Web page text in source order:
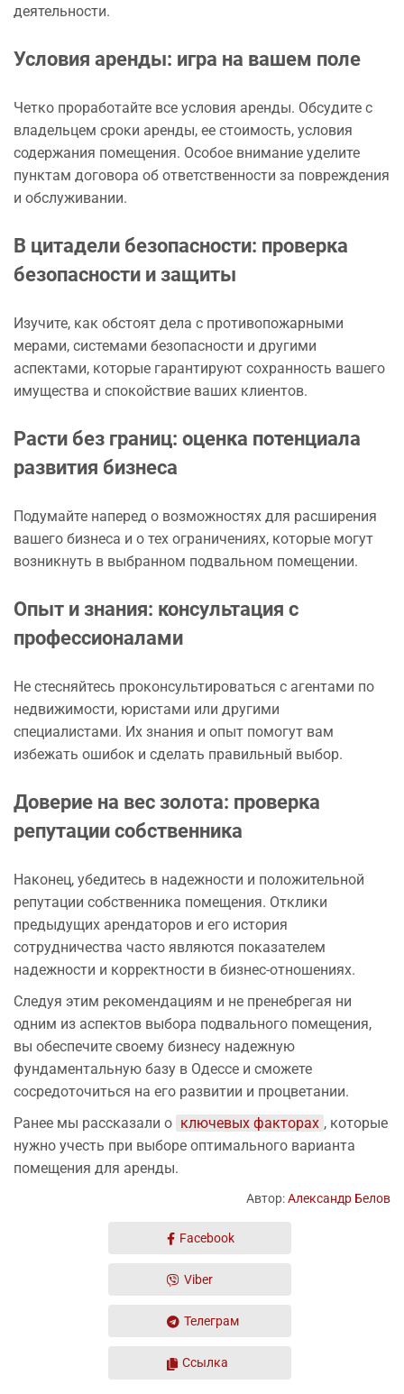
деятельности.
Условия аренды: игра на вашем поле
Четко проработайте все условия аренды. Обсудите с
владельцем сроки аренды, ее стоимость, условия
содержания помещения. Особое внимание уделите
пунктам договора об ответственности за повреждения
и обслуживании.
В цитадели безопасности: проверка
безопасности и защиты
Изучите, как обстоят дела с противопожарными
мерами, системами безопасности и другими
аспектами, которые гарантируют сохранность вашего
имущества и спокойствие ваших клиентов.
Расти без границ: оценка потенциала
развития бизнеса
Подумайте наперед о возможностях для расширения
вашего бизнеса и о тех ограничениях, которые могут
возникнуть в выбранном подвальном помещении.
Опыт и знания: консультация с
профессионалами
Не стесняйтесь проконсультироваться с агентами по
недвижимости, юристами или другими
специалистами. Их знания и опыт помогут вам
избежать ошибок и сделать правильный выбор.
Доверие на вес золота: проверка
репутации собственника
Наконец, убедитесь в надежности и положительной
репутации собственника помещения. Отклики
предыдущих арендаторов и его история
сотрудничества часто являются показателем
надежности и корректности в бизнес-отношениях.
Следуя этим рекомендациям и не пренебрегая ни
одним из аспектов выбора подвального помещения,
вы обеспечите своему бизнесу надежную
фундаментальную базу в Одессе и сможете
сосредоточиться на его развитии и процветании.
Ранее мы рассказали о ключевых факторах , которые
нужно учесть при выборе оптимального варианта
помещения для аренды.
Автор:Александр Белов
Facebook
Viber
Телеграм
Ссылка